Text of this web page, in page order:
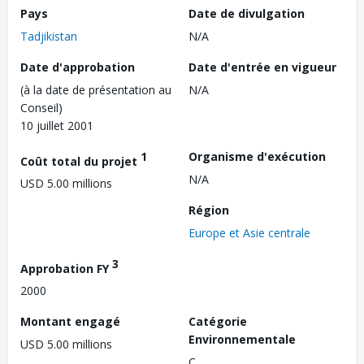
Pays
Tadjikistan
Date de divulgation
N/A
Date d'approbation
(à la date de présentation au
Conseil)
10 juillet 2001
Date d'entrée en vigueur
N/A
Coût total du projet 1
USD 5.00 millions
Organisme d'exécution
N/A
Région
Europe et Asie centrale
Approbation FY3
2000
Montant engagé
USD 5.00 millions
Catégorie
Environnementale